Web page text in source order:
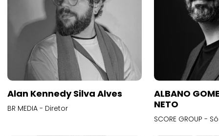
Alan Kennedy Silva Alves
BR MEDIA - Diretor
ALBANO
NETO
SCORE GROUP -